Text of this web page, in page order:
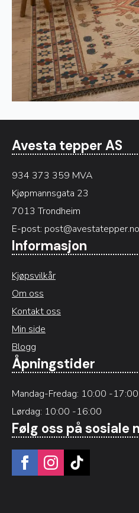
Avesta tepper AS
934 373 359 MVA
Kjøpmannsgata 23
7013 Trondheim
E-post: post@avestatepper.no
Informasjon
Kjøpsvilkår
Om oss
Kontakt oss
Min side
Blogg
Åpningstider
Mandag-Fredag: 10:00 -17:00
Lørdag: 10:00 -16:00
Følg oss på sosiale